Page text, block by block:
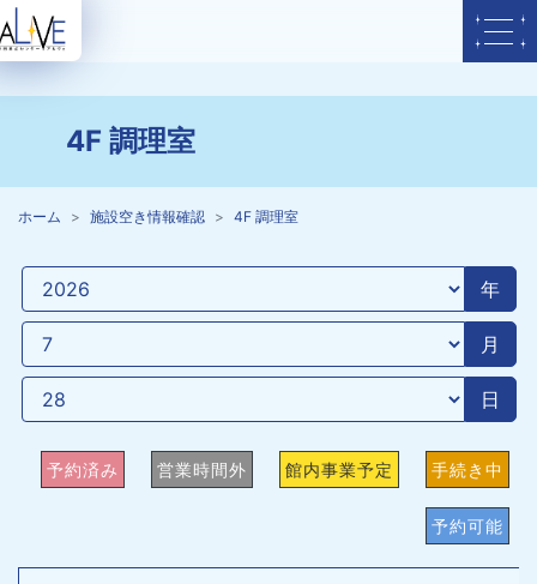
4F 調理室
ホーム 施設空き情報確認 4F 調理室
年
月
日
予約済み 営業時間外 館内事業予定 手続き中
予約可能